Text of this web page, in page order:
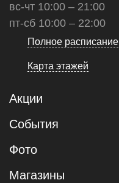
вс-чт 10:00 – 21:00
пт-сб 10:00 – 22:00
Полное расписание
Карта этажей
Акции
События
Фото
Магазины